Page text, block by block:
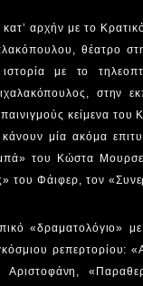
αρχήν με το
θέατρο
με το
στην
κείμενα
μία ακόμα
του Κώστα
του Φάιφερ, τον
«δραματολόγιο» με
ρεπερτορίου: